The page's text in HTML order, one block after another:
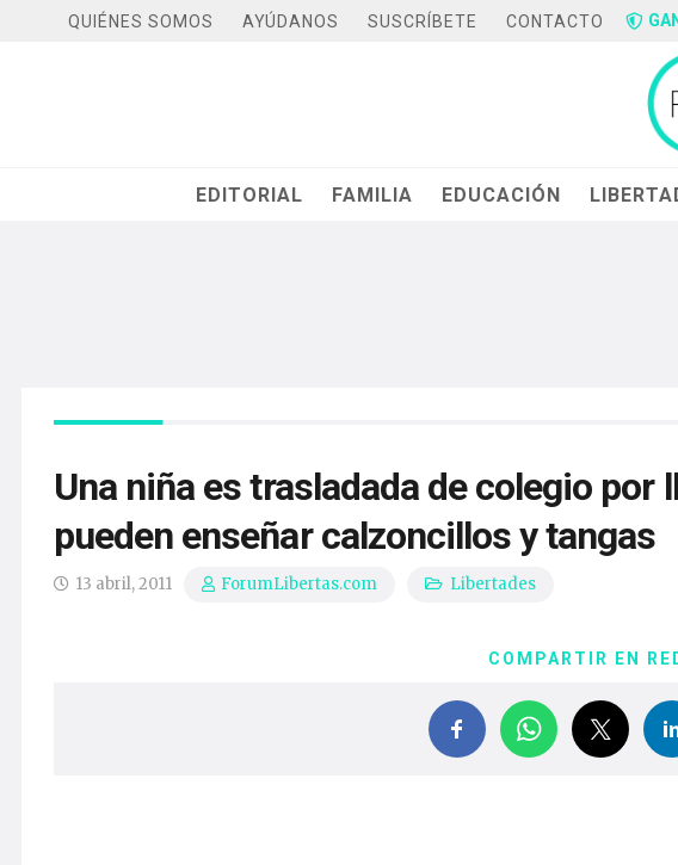
QUIÉNES SOMOS AYÚDANOS SUSCRÍBETE CONTACTO
EDITORIAL FAMILIA EDUCACIÓN
Una niña es trasladada de colegio por
pueden enseñar calzoncillos y tangas
13 abril, 2011 ForumLibertas.com Libertades
COMPARTIR EN